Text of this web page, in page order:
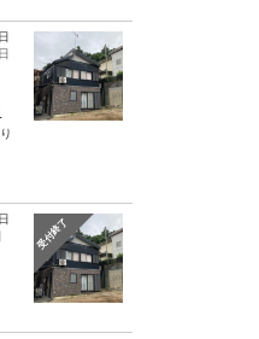
受付終了